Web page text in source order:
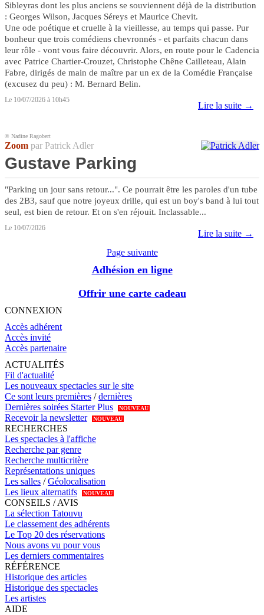
Sibleyras dont les plus anciens se souviennent déjà de la distribution
: Georges Wilson, Jacques Séreys et Maurice Chevit.
Une ode poétique et cruelle à la vieillesse, au temps qui passe. Pur
bonheur que trois comédiens chevronnés - et parfaits chacun dans
leur rôle - vont vous faire découvrir. Alors, en route pour le Cadencia
avec Patrice Chartier-Crouzet, Christophe Chêne Cailleteau, Alain
Fabre, dirigés de main de maître par un ex de la Comédie Française
(excusez du peu) : M. Bernard Belin.
Le 10/07/2026 à 10h45
Lire la suite →
© Nadine Ragobert
Zoom par Patrick Adler
Gustave Parking
"Parking un jour sans retour...". Ce pourrait être les paroles d'un tube
des 2B3, sauf que notre joyeux drille, qui est un boy's band à lui tout
seul, est bien de retour. Et on s'en réjouit. Inclassable...
Le 10/07/2026
Lire la suite →
Page suivante
Adhésion en ligne
Offrir une carte cadeau
CONNEXION
Accès adhérent
Accès invité
Accès partenaire
ACTUALITÉS
Fil d'actualité
Les nouveaux spectacles sur le site
Ce sont leurs premières /dernières
Dernières soirées Starter Plus
NOUVEAU
Recevoir la newsletter NOUVEAU
RECHERCHES
Les spectacles à l'affiche
Recherche par genre
Recherche multicritère
Représentations uniques
Les salles /Géolocalisation
Les lieux alternatifs
NOUVEAU
CONSEILS / AVIS
La sélection Tatouvu
Le classement des adhérents
Le Top 20 des réservations
Nous avons vu pour vous
Les derniers commentaires
RÉFÉRENCE
Historique des articles
Historique des spectacles
Les artistes
AIDE